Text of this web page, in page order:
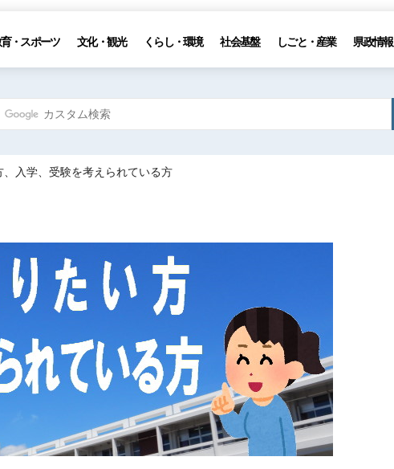
・スポーツ 文化・観光 くらし・環境 社会基盤 しごと・産業 県政情報
入学、受験を考えられている方